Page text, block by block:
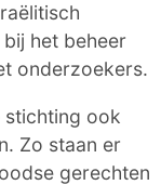
het beheer
onderzoekers.
stichting ook
Zo staan er
gerechten